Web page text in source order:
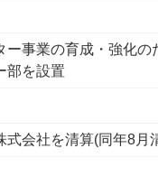
ー事業の育成・強化の
部を設置
式会社を清算(同年8月